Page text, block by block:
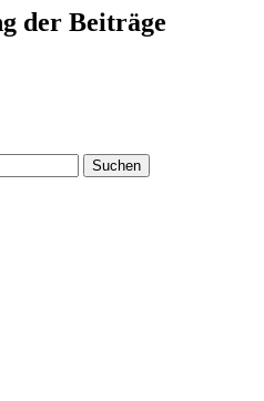
der Beiträge